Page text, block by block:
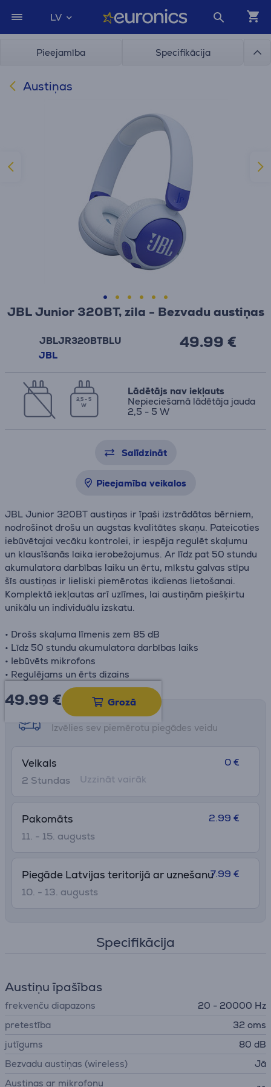
LV
Pieejamība Specifikācija
Austiņas
JBL Junior 320BT, zila - Bezvadu austiņas
JBLJR320BTBLU
JBL
49.99 €
2,5 - 5
W
Lādētājs nav iekļauts
Nepieciešamā lādētāja jauda
2,5 - 5 W
Salīdzināt
Pieejamība veikalos
JBL Junior 320BT austiņas ir īpaši izstrādātas bērniem,
nodrošinot drošu un augstas kvalitātes skaņu. Pateicoties
iebūvētajai vecāku kontrolei, ir iespēja regulēt skaļumu
un klausīšanās laika ierobežojumus. Ar līdz pat 50 stundu
akumulatora darbības laiku un ērtu, mīkstu galvas stīpu
šīs austiņas ir lieliski piemērotas ikdienas lietošanai.
Komplektā iekļautas arī uzlīmes, lai austiņām piešķirtu
unikālu un individuālu izskatu.
• Drošs skaļuma līmenis zem 85 dB
• Līdz 50 stundu akumulatora darbības laiks
• Iebūvēts mikrofons
• Regulējams un ērts dizains
49.99 € Grozā
Saņemšanas iespējas
Izvēlies sev piemērotu piegādes veidu
Veikals
2 Stundas
0 €
Uzzināt vairāk
Pakomāts
11. - 15. augusts
2.99 €
Piegāde Latvijas teritorijā ar uznešanu
10. - 13. augusts
7.99 €
Specifikācija
Austiņu īpašības
frekvenču diapazons
20 - 20000 Hz
pretestība
32 oms
jutīgums
80 dB
Bezvadu austiņas (wireless)
Jā
Austiņas ar mikrofonu